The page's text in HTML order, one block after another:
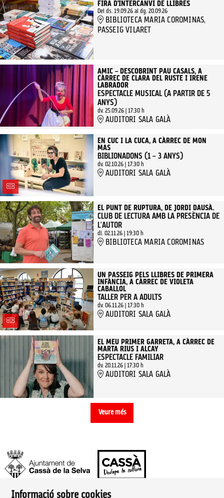
FIRA D’INTERCANVI DE LLIBRES
Del ds. 19.09.26al dg. 20.09.26
BIBLIOTECA MARIA COROMINAS,
PASSEIG VILARET
AMIC – DESCOBRINT PAU CASALS, A
CÀRREC DE CLARA DEL RUSTE I IRENE
LABRADOR
ESPECTACLE MUSICAL (A PARTIR DE 5
ANYS)
dv. 25.09.26| 17:30 h
AUDITORI SALA GALÀ
EN CUC I LA CUCA, A CÀRREC DE MON
MAS
BIBLIONADONS (1 – 3 ANYS)
dv. 02.10.26| 17:30 h
AUDITORI SALA GALÀ
EL PUNT DE RUPTURA, DE JORDI DAUSÀ.
CLUB DE LECTURA AMB LA PRESÈNCIA DE
L'AUTOR
dl. 02.11.26| 19:30 h
BIBLIOTECA MARIA COROMINAS
UN PASSEIG PELS LLIBRES DE PRIMERA
INFÀNCIA, A CÀRREC DE VIOLETA
CABALLOL
TALLER PER A ADULTS
dv. 06.11.26| 17:30 h
AUDITORI SALA GALÀ
EL MEU PRIMER GARRETA, A CÀRREC DE
MARTA RIUS I ALCAY
ESPECTACLE FAMILIAR
dv. 20.11.26| 17:30 h
AUDITORI SALA GALÀ
Veure més
Informació sobre cookies